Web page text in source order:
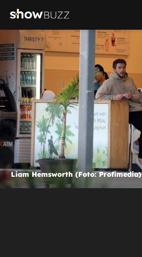
Liam Hemsworth (Foto: Profimedia)